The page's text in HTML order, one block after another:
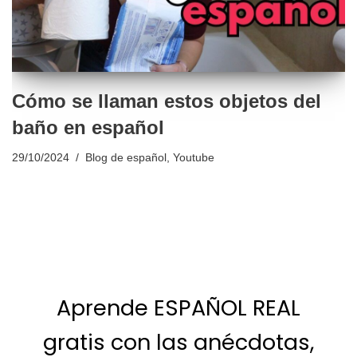
Cómo se llaman estos objetos del
baño en español
29/10/2024 Blog de español , Youtube
Aprende ESPAÑOL REAL
gratis con las anécdotas,